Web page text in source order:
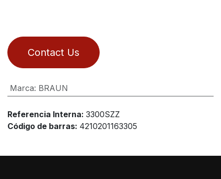
Contact Us
Marca: BRAUN
Referencia Interna: 3300SZZ
Código de barras: 4210201163305